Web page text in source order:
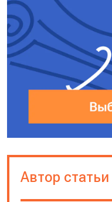
Автор статьи